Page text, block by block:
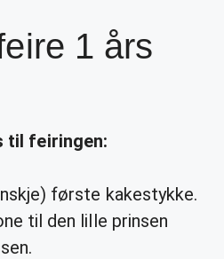
1 års
til feiringen:
første kakestykke.
til den lille prinsen